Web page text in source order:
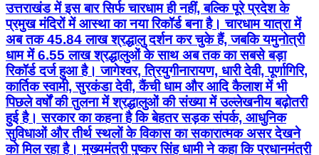
उत्तराखंड में इस बार सिर्फ चारधाम ही नहीं, बल्कि पूरे प्रदेश के
प्रमुख मंदिरों में आस्था का नया रिकॉर्ड बना है। चारधाम यात्रा में
अब तक 45.84 लाख श्रद्धालु दर्शन कर चुके हैं, जबकि यमुनोत्री
धाम में 6.55 लाख श्रद्धालुओं के साथ अब तक का सबसे बड़ा
रिकॉर्ड दर्ज हुआ है। जागेश्वर, त्रियुगीनारायण, धारी देवी, पूर्णागिरि,
कार्तिक स्वामी, सुरकंडा देवी, कैंची धाम और आदि कैलाश में भी
पिछले वर्षों की तुलना में श्रद्धालुओं की संख्या में उल्लेखनीय बढ़ोतरी
हुई है। सरकार का कहना है कि बेहतर सड़क संपर्क, आधुनिक
सुविधाओं और तीर्थ स्थलों के विकास का सकारात्मक असर देखने
को मिल रहा है। मुख्यमंत्री पुष्कर सिंह धामी ने कहा कि प्रधानमंत्री